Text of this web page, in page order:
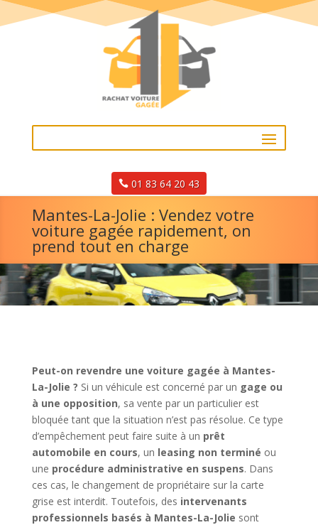
01 83 64 20 43
Mantes-La-Jolie : Vendez votre
voiture gagée rapidement, on
prend tout en charge
Peut-on revendre une voiture gagée à Mantes-
La-Jolie ? Si un véhicule est concerné par un gage ou
à une opposition, sa vente par un particulier est
bloquée tant que la situation n’est pas résolue. Ce type
d’empêchement peut faire suite à un prêt
automobile en cours, un leasing non terminé ou
une procédure administrative en suspens. Dans
ces cas, le changement de propriétaire sur la carte
grise est interdit. Toutefois, des intervenants
professionnels basés à Mantes-La-Jolie sont